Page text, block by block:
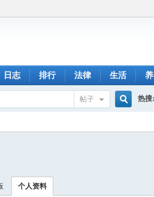
日志 排行 法律 生活
帖子 热搜:
个人资料